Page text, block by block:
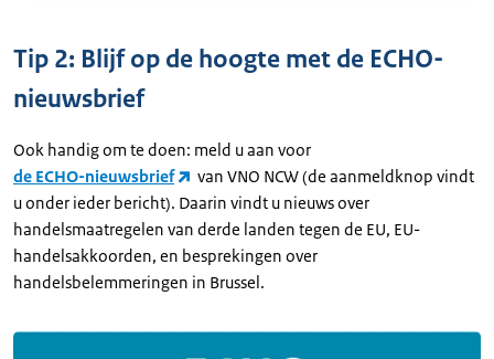
Tip 2: Blijf op de hoogte met de ECHO-
nieuwsbrief
Ook handig om te doen: meld u aan voor
de ECHO-nieuwsbrief
van VNO NCW (de aanmeldknop vindt
u onder ieder bericht). Daarin vindt u nieuws over
handelsmaatregelen van derde landen tegen de EU, EU-
handelsakkoorden, en besprekingen over
handelsbelemmeringen in Brussel.